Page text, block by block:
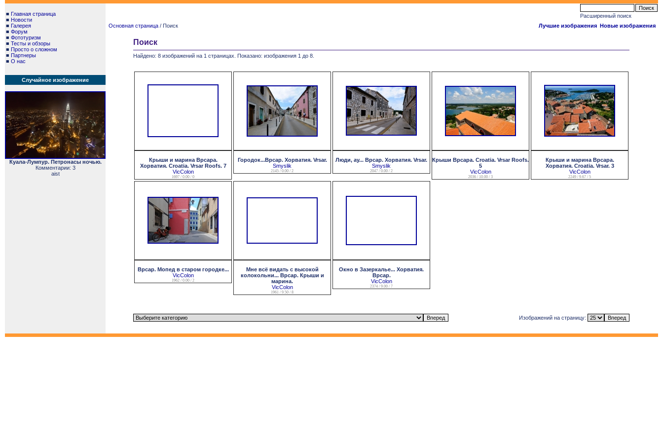
■ Главная страница
■ Новости
■ Галерея
■ Форум
■ Фототуризм
■ Тесты и обзоры
■ Просто о сложном
■ Партнеры
■ О нас
Случайное изображение
Куала-Лумпур. Петронасы ночью.
Комментарии: 3
aist
Расширенный поиск
Основная страница / Поиск Лучшие изображения Новые изображения
Поиск
Найдено: 8 изображений на 1 страницах. Показано: изображения 1 до 8.
Крыши и марина Врсара.
Хорватия. Croatia. Vrsar Roofs. 7
VicColon
1697 / 0.00 / 0
Городок...Врсар. Хорватия. Vrsar.
Smyslik
2145 / 0.00 / 2
Люди, ау... Врсар. Хорватия. Vrsar.
Smyslik
2047 / 0.00 / 2
Крыши Врсара. Croatia. Vrsar Roofs.
5
VicColon
2036 / 10.00 / 3
Крыши и марина Врсара.
Хорватия. Croatia. Vrsar. 3
VicColon
2249 / 9.67 / 5
Врсар. Мопед в старом городке...
VicColon
1962 / 0.00 / 2
Мне всё видать с высокой
колокольни... Врсар. Крыши и
марина.
VicColon
1961 / 9.50 / 8
Окно в Зазеркалье... Хорватия.
Врсар.
VicColon
2374 / 9.00 / 7
Изображений на страницу: